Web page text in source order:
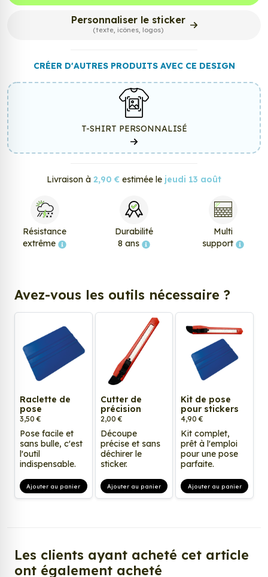
Personnaliser le sticker
(texte, icônes, logos)
CRÉER D'AUTRES PRODUITS AVEC CE DESIGN
T-SHIRT PERSONNALISÉ
Livraison à 2,90 € estimée le jeudi 13 août
Résistance
extrême
Durabilité
8 ans
Multi
support
Avez-vous les outils nécessaire ?
Raclette de
pose
3,50 €
Pose facile et
sans bulle, c'est
l'outil
indispensable.
Ajouter au panier
Cutter de
précision
2,00 €
Découpe
précise et sans
déchirer le
sticker.
Ajouter au panier
Kit de pose
pour stickers
4,90 €
Kit complet,
prêt à l'emploi
pour une pose
parfaite.
Ajouter au panier
Les clients ayant acheté cet article
ont également acheté